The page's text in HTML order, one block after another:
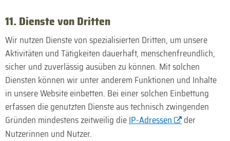
11. Dienste von Dritten
Wir nutzen Dienste von spezialisierten Dritten, um unsere
Aktivitäten und Tätigkeiten dauerhaft, menschen­freundlich,
sicher und zuverlässig ausüben zu können. Mit solchen
Diensten können wir unter anderem Funktionen und Inhalte
in unsere Website einbetten. Bei einer solchen Einbettung
erfassen die genutzten Dienste aus technisch zwingenden
Gründen mindestens zeitweilig dieIP-Adressen
der
Nutzerinnen und Nutzer.